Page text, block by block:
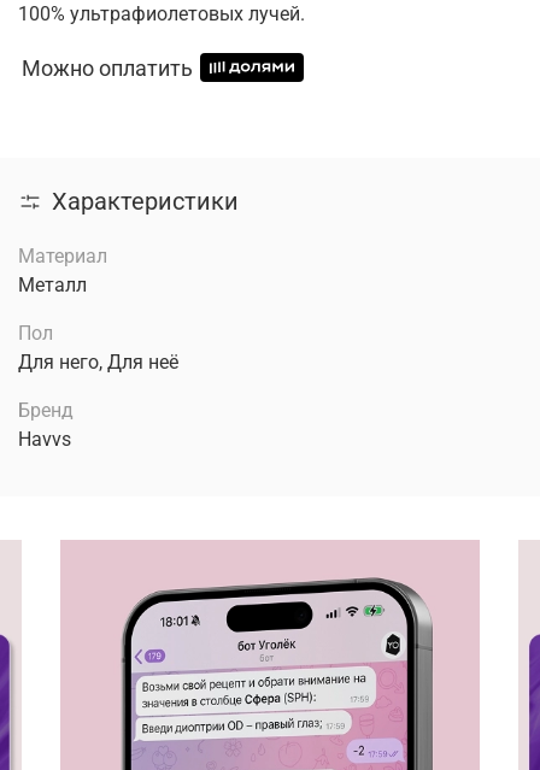
100% ультрафиолетовых лучей.
Можно оплатить
Характеристики
Материал
Металл
Пол
Для него, Для неё
Бренд
Havvs